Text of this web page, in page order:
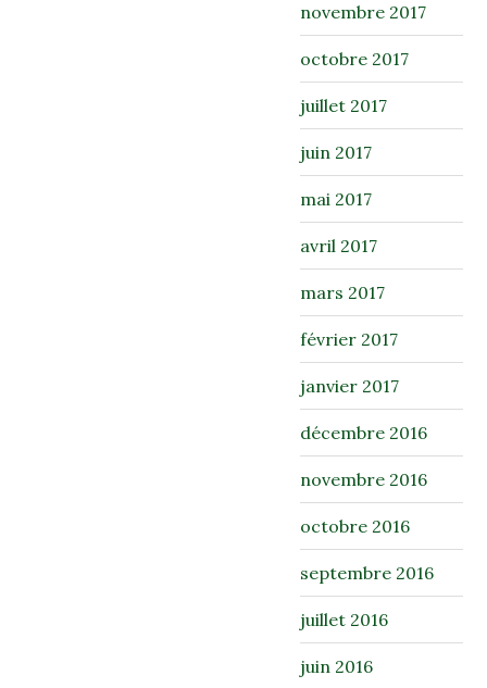
novembre 2017
octobre 2017
juillet 2017
juin 2017
mai 2017
avril 2017
mars 2017
février 2017
janvier 2017
décembre 2016
novembre 2016
octobre 2016
septembre 2016
juillet 2016
juin 2016